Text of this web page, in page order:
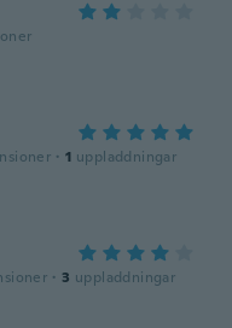
· 1 uppladdningar
· 3 uppladdningar